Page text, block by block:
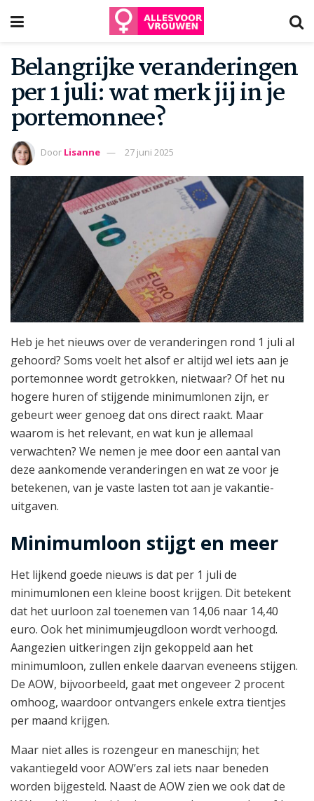
Belangrijke veranderingen
per 1 juli: wat merk jij in je
portemonnee?
Door Lisanne 27 juni 2025
Heb je het nieuws over de veranderingen rond 1 juli al
gehoord? Soms voelt het alsof er altijd wel iets aan je
portemonnee wordt getrokken, nietwaar? Of het nu
hogere huren of stijgende minimumlonen zijn, er
gebeurt weer genoeg dat ons direct raakt. Maar
waarom is het relevant, en wat kun je allemaal
verwachten? We nemen je mee door een aantal van
deze aankomende veranderingen en wat ze voor je
betekenen, van je vaste lasten tot aan je vakantie-
uitgaven.
Minimumloon stijgt en meer
Het lijkend goede nieuws is dat per 1 juli de
minimumlonen een kleine boost krijgen. Dit betekent
dat het uurloon zal toenemen van 14,06 naar 14,40
euro. Ook het minimumjeugdloon wordt verhoogd.
Aangezien uitkeringen zijn gekoppeld aan het
minimumloon, zullen enkele daarvan eveneens stijgen.
De AOW, bijvoorbeeld, gaat met ongeveer 2 procent
omhoog, waardoor ontvangers enkele extra tientjes
per maand krijgen.
Maar niet alles is rozengeur en maneschijn; het
vakantiegeld voor AOW’ers zal iets naar beneden
worden bijgesteld. Naast de AOW zien we ook dat de